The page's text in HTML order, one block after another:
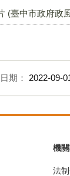
(臺中市政府政
期： 2022-09-
機
法